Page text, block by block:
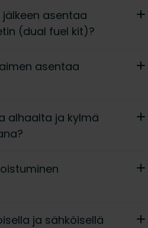
asentaa
(dual fuel kit)?
asentaa
alhaalta ja kylmä
ja sähköisellä